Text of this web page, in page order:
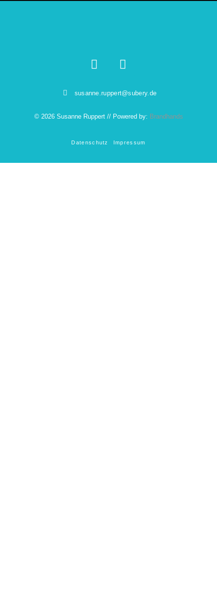
susanne.ruppert@subery.de
© 2026 Susanne Ruppert // Powered by: Brandhands
Datenschutz Impressum